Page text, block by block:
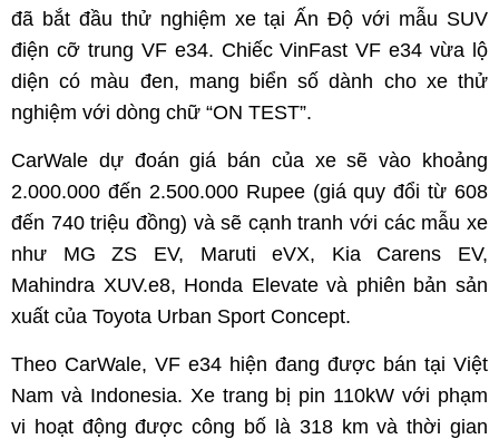
đã bắt đầu thử nghiệm xe tại Ấn Độ với mẫu SUV
điện cỡ trung VF e34. Chiếc VinFast VF e34 vừa lộ
diện có màu đen, mang biển số dành cho xe thử
nghiệm với dòng chữ “ON TEST”.
CarWale dự đoán giá bán của xe sẽ vào khoảng
2.000.000 đến 2.500.000 Rupee (giá quy đổi từ 608
đến 740 triệu đồng) và sẽ cạnh tranh với các mẫu xe
như MG ZS EV, Maruti eVX, Kia Carens EV,
Mahindra XUV.e8, Honda Elevate và phiên bản sản
xuất của Toyota Urban Sport Concept.
Theo CarWale, VF e34 hiện đang được bán tại Việt
Nam và Indonesia. Xe trang bị pin 110kW với phạm
vi hoạt động được công bố là 318 km và thời gian